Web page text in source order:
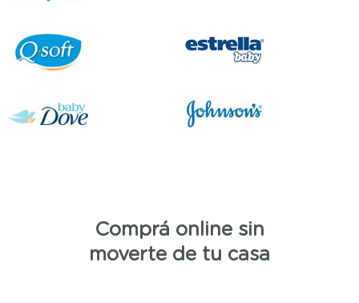
Comprá online sin
moverte de tu casa